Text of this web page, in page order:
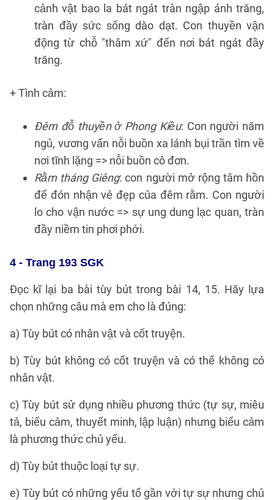
cảnh vật bao la bát ngát tràn ngập ánh trăng,
tràn đầy sức sống dào dạt. Con thuyền vận
động từ chỗ "thâm xứ" đến nơi bát ngát đầy
trăng.
+ Tình cảm:
Đêm đỗ thuyền ở Phong Kiều: Con người năm
ngủ, vương vấn nỗi buồn xa lánh bụi trần tìm về
nơi tĩnh lặng => nỗi buồn cô đơn.
Rằm tháng Giêng: con người mở rộng tâm hồn
để đón nhận vẻ đẹp của đêm rằm. Con người
lo cho vận nước => sự ung dung lạc quan, tràn
đầy niềm tin phơi phới.
4 - Trang 193 SGK
Đọc kĩ lại ba bài tùy bút trong bài 14, 15. Hãy lựa
chọn những câu mà em cho là đúng:
a) Tùy bút có nhân vật và cốt truyện.
b) Tùy bút không có cốt truyện và có thể không có
nhân vật.
c) Tùy bút sử dụng nhiều phương thức (tự sự, miêu
tả, biểu cảm, thuyết minh, lập luận) nhưng biểu cảm
là phương thức chủ yếu.
d) Tùy bút thuộc loại tự sự.
e) Tùy bút có những yếu tố gần với tự sự nhưng chủ